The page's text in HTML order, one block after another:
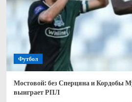
победу
в
матче
Канада
Марокко
Футбол
Мостовой: без Сперцяна и Кордобы
выиграет РПЛ